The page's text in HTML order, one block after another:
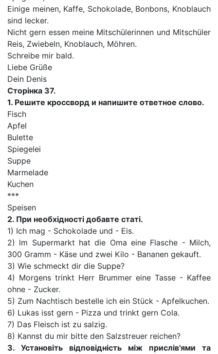
Einige meinen, Kaffe, Schokolade, Bonbons, Knoblauch
sind lecker.
Nicht gern essen meine Mitschülerinnen und Mitschüler
Reis, Zwiebeln, Knoblauch, Möhren.
Schreibe mir bald.
Liebe Grüße
Dein Denis
Сторінка 37.
1. Решите кроссворд и напишите ответное слово.
Fisch
Apfel
Bulette
Spiegelei
Suppe
Marmelade
Kuchen
***
Speisen
2. При необхідності добавте статі.
1) Ich mag - Schokolade und - Eis.
2) lm Supermarkt hat die Oma eine Flasche - Milch,
300 Gramm - Käse und zwei Kilo - Bananen gekauft.
3) Wie schmeckt dir die Suppe?
4) Morgens trinkt Herr Brummer eine Tasse - Kaffee
ohne - Zucker.
5) Zum Nachtisch bestelle ich ein Stück - Apfelkuchen.
6) Lukas isst gern - Pizza und trinkt gern Cola.
7) Das Fleisch ist zu salzig.
8) Kannst du mir bitte den Salzstreuer reichen?
3. Установіть відповідність між прислів'ями та